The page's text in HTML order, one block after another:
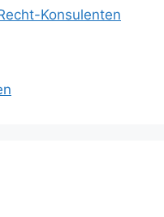
Konsulenten